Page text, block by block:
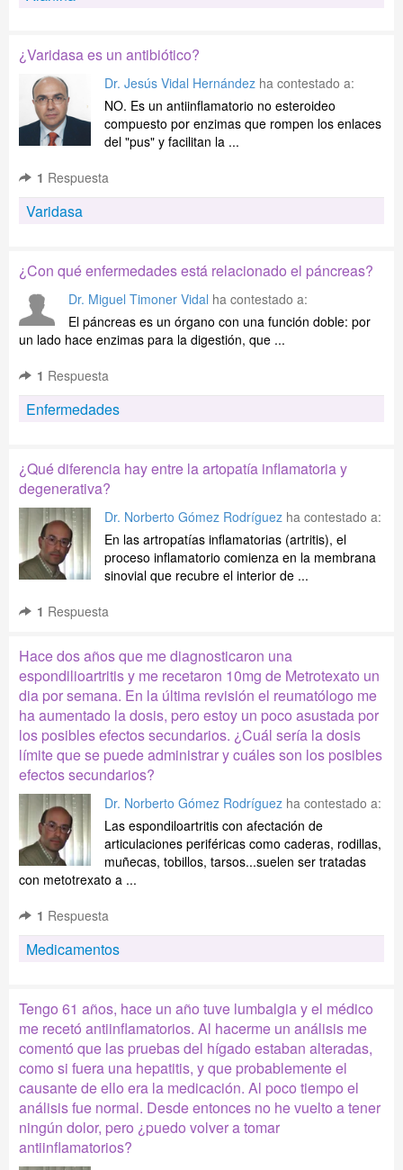
¿Varidasa es un antibiótico?
Dr. Jesús Vidal Hernández ha contestado a:
NO. Es un antiinflamatorio no esteroideo
compuesto por enzimas que rompen los enlaces
del "pus" y facilitan la ...
1 Respuesta
Varidasa
¿Con qué enfermedades está relacionado el páncreas?
Dr. Miguel Timoner Vidal ha contestado a:
El páncreas es un órgano con una función doble: por
un lado hace enzimas para la digestión, que ...
1 Respuesta
Enfermedades
¿Qué diferencia hay entre la artopatía inflamatoria y
degenerativa?
Dr. Norberto Gómez Rodríguez ha contestado a:
En las artropatías inflamatorias (artritis), el
proceso inflamatorio comienza en la membrana
sinovial que recubre el interior de ...
1 Respuesta
Hace dos años que me diagnosticaron una
espondilioartritis y me recetaron 10mg de Metrotexato un
dia por semana. En la última revisión el reumatólogo me
ha aumentado la dosis, pero estoy un poco asustada por
los posibles efectos secundarios. ¿Cuál sería la dosis
límite que se puede administrar y cuáles son los posibles
efectos secundarios?
Dr. Norberto Gómez Rodríguez ha contestado a:
Las espondiloartritis con afectación de
articulaciones periféricas como caderas, rodillas,
muñecas, tobillos, tarsos...suelen ser tratadas
con metotrexato a ...
1 Respuesta
Medicamentos
Tengo 61 años, hace un año tuve lumbalgia y el médico
me recetó antiinflamatorios. Al hacerme un análisis me
comentó que las pruebas del hígado estaban alteradas,
como si fuera una hepatitis, y que probablemente el
causante de ello era la medicación. Al poco tiempo el
análisis fue normal. Desde entonces no he vuelto a tener
ningún dolor, pero ¿puedo volver a tomar
antiinflamatorios?